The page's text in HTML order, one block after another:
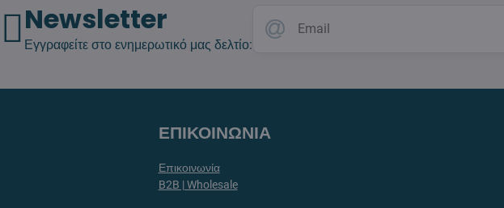
Newsletter
Εγγραφείτε στο ενημερωτικό μας δελτίο:
ΕΠΙΚΟΙΝΩΝΙΑ
Επικοινωνία
B2B | Wholesale